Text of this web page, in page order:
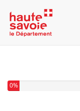
Vous avez complété
0%